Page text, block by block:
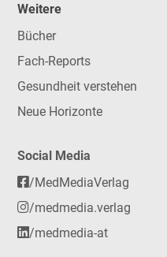
Weitere
Bücher
Fach-Reports
Gesundheit verstehen
Neue Horizonte
Social Media
/MedMediaVerlag
/medmedia.verlag
/medmedia-at